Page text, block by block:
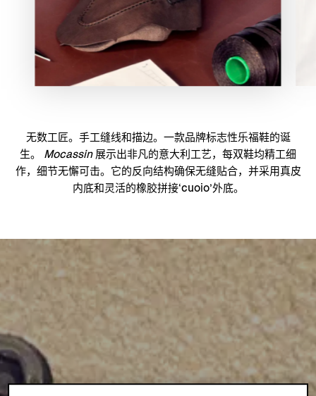
无数工匠。手工缝线和描边。一款品牌标志性乐福鞋的诞
生。 Mocassin展示出非凡的意大利工艺，每双鞋均精工细
作，细节无懈可击。它的反向结构确保无缝贴合，并采用真皮
内底和灵活的橡胶拼接‘cuoio’外底。